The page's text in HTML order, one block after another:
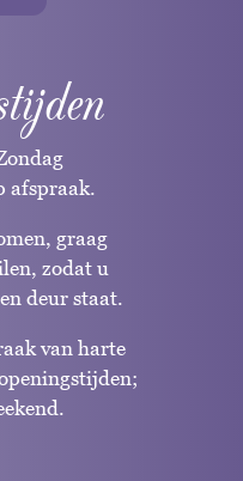
afspraak.
graag
zodat u
deur staat.
van harte